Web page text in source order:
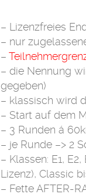
– Lizenzfreies
– nur
–
– die Nennung
gegeben)
– klassisch wird
– Start auf dem
– 3 Runden á
– je Runde –> 2
– Klassen: E1,
Lizenz), Classic
– Fette AFTER-